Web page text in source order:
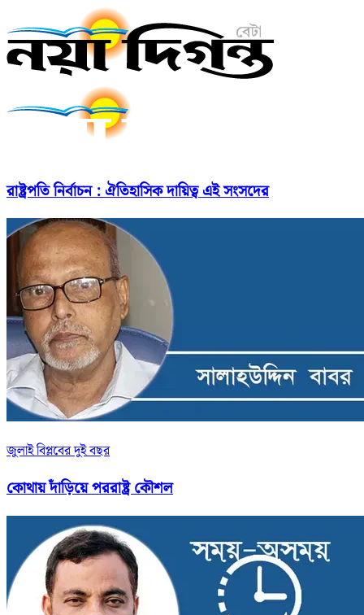
রাষ্ট্রপতি নির্বাচন : ঐতিহাসিক দায়িত্ব এই সংসদের
জুলাই বিপ্লবের দুই বছর
কোথায় দাঁড়িয়ে পররাষ্ট্র কৌশল